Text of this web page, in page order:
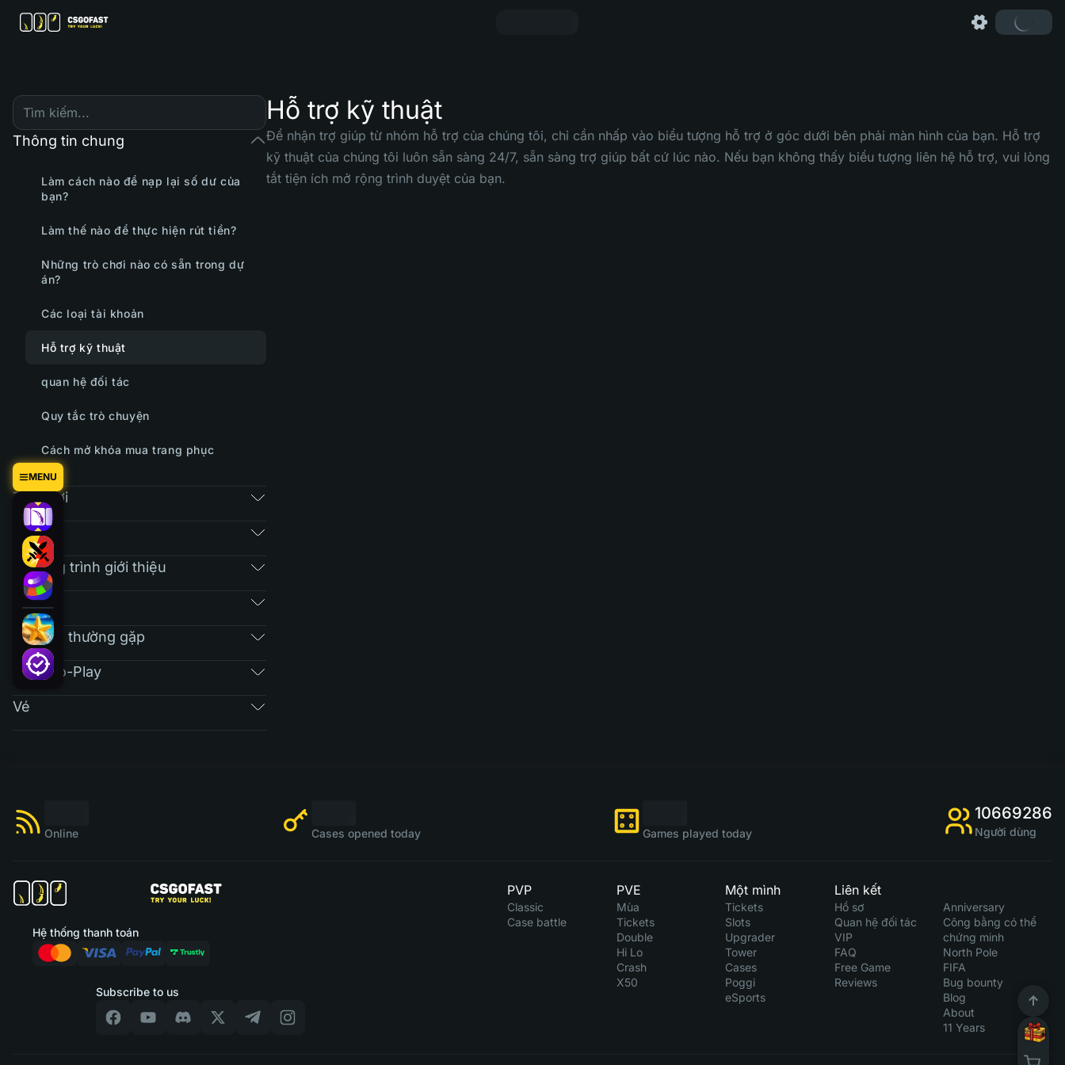
MENU
Thông tin chung
Làm cách nào để nạp lại số dư của
bạn?
Làm thế nào để thực hiện rút tiền?
Những trò chơi nào có sẵn trong dự
án?
Các loại tài khoản
Hỗ trợ kỹ thuật
quan hệ đối tác
Quy tắc trò chuyện
Cách mở khóa mua trang phục
Trò chơi
Chợ
Chương trình giới thiệu
RAIN
Câu hỏi thường gặp
Free-To-Play
Vé
Hỗ trợ kỹ thuật
Để nhận trợ giúp từ nhóm hỗ trợ của chúng tôi, chỉ cần nhấp vào biểu tượng hỗ trợ ở góc dưới bên phải màn hình của bạn. Hỗ trợ
kỹ thuật của chúng tôi luôn sẵn sàng 24/7, sẵn sàng trợ giúp bất cứ lúc nào. Nếu bạn không thấy biểu tượng liên hệ hỗ trợ, vui lòng
tắt tiện ích mở rộng trình duyệt của bạn.
Online Cases opened today Games played today
10669286
Người dùng
Subscribe to us
Hệ thống thanh toán
PVP
Classic
Case battle
PVE
Mùa
Tickets
Double
Hi Lo
Crash
X50
Một mình
Tickets
Slots
Upgrader
Tower
Cases
Poggi
eSports
Liên kết
Hồ sơ
Quan hệ đối tác
VIP
FAQ
Free Game
Reviews
Anniversary
Công bằng có thể
chứng minh
North Pole
FIFA
Bug bounty
Blog
About
11 Years